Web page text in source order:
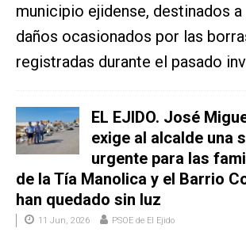
municipio ejidense, destinados
daños ocasionados por las
registradas durante el pasado
EL EJIDO. José
exige al alcalde una
urgente para las
de la Tía Manolica y el Barrio
han quedado sin luz
11 Jun, 2026 PSOE de El Ejido